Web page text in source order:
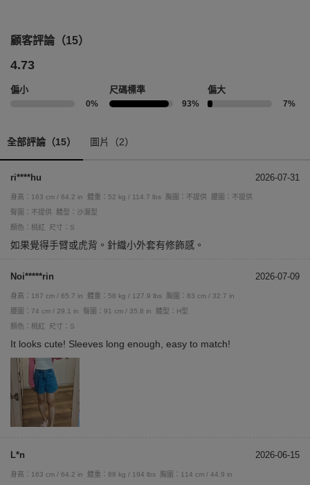
顧客評論（15）
4.73
偏小
0%
尺碼標準
93%
偏大
7%
全部評論（15） 圖片（2）
ri****hu 2026-07-31
身高：163 cm / 64.2 in 體重：52 kg / 114.7 lbs 胸圍：不提供
腰圍：不提供
臀圍：不提供
體型：沙漏型
顏色：桃紅
尺寸：S
如果覺得手臂或虎背。針織小外套有修飾感。
Noi*****rin 2026-07-09
身高：167 cm / 65.7 in 體重：58 kg / 127.9 lbs
胸圍：83 cm / 32.7 in
腰圍：74 cm / 29.1 in
臀圍：91 cm / 35.8 in
體型：H型
顏色：桃紅
尺寸：S
It looks cute! Sleeves long enough, easy to match!
L*n 2026-06-15
身高：163 cm / 64.2 in 體重：88 kg / 194 lbs
胸圍：114 cm / 44.9 in